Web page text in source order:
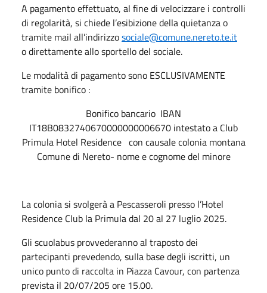
A pagamento effettuato, al fine di velocizzare i controlli
di regolarità, si chiede l’esibizione della quietanza o
tramite mail all’indirizzosociale@comune.nereto.te.it
o direttamente allo sportello del sociale.
Le modalità di pagamento sono ESCLUSIVAMENTE
tramite bonifico :
Bonifico bancario IBAN
IT18B0832740670000000006670 intestato a Club
Primula Hotel Residence con causale colonia montana
Comune di Nereto- nome e cognome del minore
La colonia si svolgerà a Pescasseroli presso l’Hotel
Residence Club la Primula dal 20 al 27 luglio 2025.
Gli scuolabus provvederanno al traposto dei
partecipanti prevedendo, sulla base degli iscritti, un
unico punto di raccolta in Piazza Cavour, con partenza
prevista il 20/07/205 ore 15.00.